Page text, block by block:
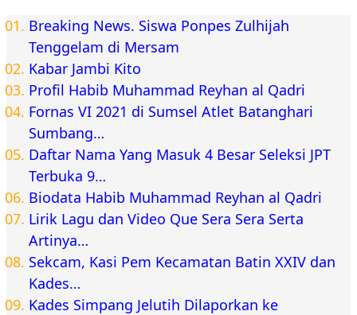
Breaking News. Siswa Ponpes Zulhijah
Tenggelam di Mersam
Kabar Jambi Kito
Profil Habib Muhammad Reyhan al Qadri
Fornas VI 2021 di Sumsel Atlet Batanghari
Sumbang…
Daftar Nama Yang Masuk 4 Besar Seleksi JPT
Terbuka 9…
Biodata Habib Muhammad Reyhan al Qadri
Lirik Lagu dan Video Que Sera Sera Serta
Artinya…
Sekcam, Kasi Pem Kecamatan Batin XXIV dan
Kades…
Kades Simpang Jelutih Dilaporkan ke